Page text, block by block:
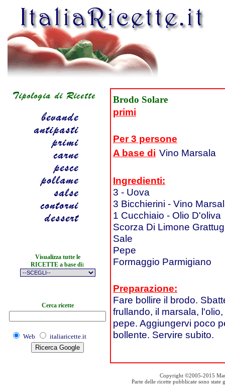
Visualizza tutte le
RICETTE a base di:
Cerca ricette
Web italiaricette.it
Brodo Solare
primi
Per 3 persone
A base di Vino Marsala
Ingredienti:
3 - Uova
3 Bicchierini - Vino
1 Cucchiaio - Olio D'oliva
Scorza Di Limone
Sale
Pepe
Formaggio Parmigiano
Preparazione:
Fare bollire il brodo.
frullando, il marsala,
pepe. Aggiungervi poco
bollente. Servire subito.
Copyright ©2005-2015
Parte delle ricette pubblicate sono state